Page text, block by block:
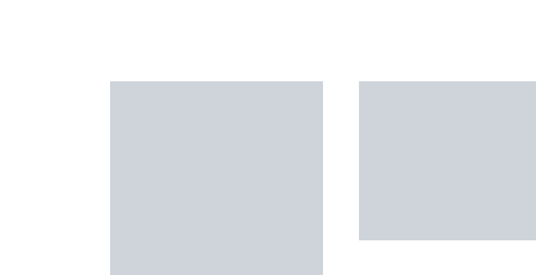
MIEJSCA, KTÓRE